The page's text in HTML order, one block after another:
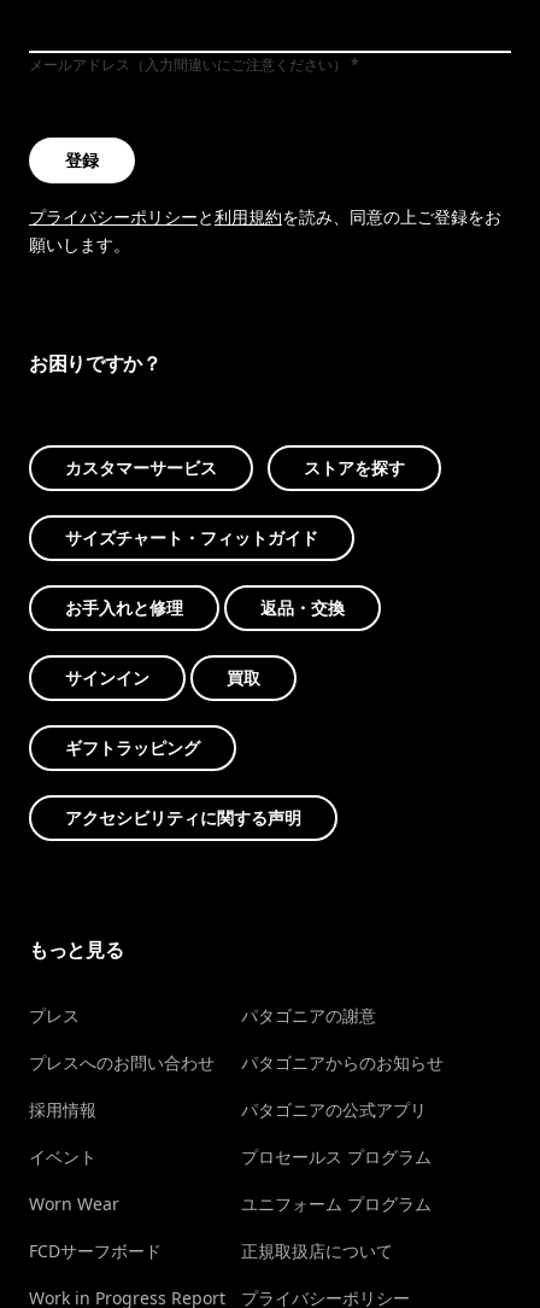
メールアドレス（入力間違いにご注意ください）
登録
プライバシーポリシーと利用規約を読み、同意の上ご登録をお
願いします。
お困りですか？
カスタマーサービス ストアを探す
サイズチャート・フィットガイド
お手入れと修理 返品・交換
サインイン 買取
ギフトラッピング
アクセシビリティに関する声明
もっと見る
プレス
プレスへのお問い合わせ
採用情報
イベント
Worn Wear
FCDサーフボード
Work in Progress Report
パタゴニアの謝意
パタゴニアからのお知らせ
パタゴニアの公式アプリ
プロセールス プログラム
ユニフォーム プログラム
正規取扱店について
プライバシーポリシー